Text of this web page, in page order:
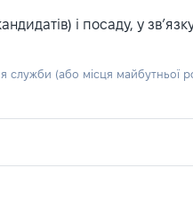
і посаду, у
служби (або місця майбутньої